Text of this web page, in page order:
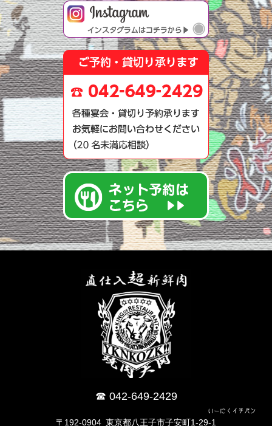
042-649-2429
いーにくイチバン
〒192-0904 東京都八王子市子安町1-29-1